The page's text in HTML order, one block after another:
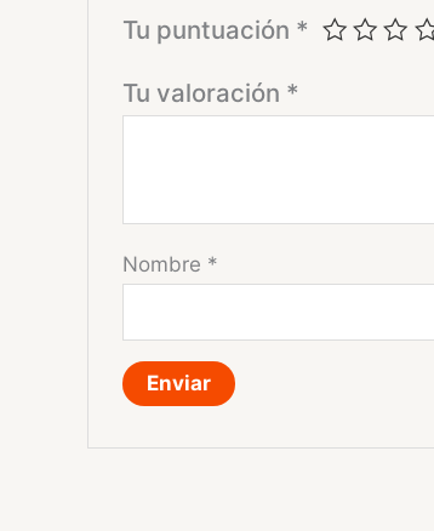
Tu puntuación *
Tu valoración *
Nombre *